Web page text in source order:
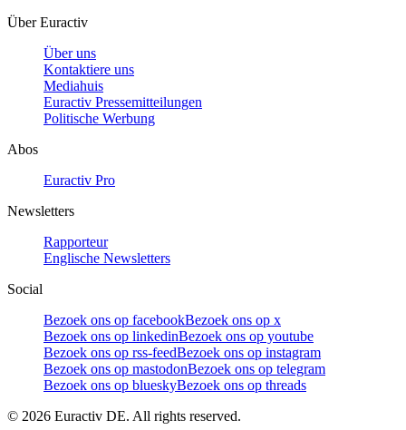
Über Euractiv
Über uns
Kontaktiere uns
Mediahuis
Euractiv Pressemitteilungen
Politische Werbung
Abos
Euractiv Pro
Newsletters
Rapporteur
Englische Newsletters
Social
Bezoek ons op facebookBezoek ons op x
Bezoek ons op linkedinBezoek ons op youtube
Bezoek ons op rss-feedBezoek ons op instagram
Bezoek ons op mastodonBezoek ons op telegram
Bezoek ons op blueskyBezoek ons op threads
© 2026 Euractiv DE. All rights reserved.